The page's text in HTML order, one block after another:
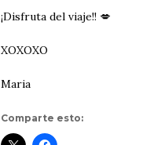
¡Disfruta del viaje!! 💋
XOXOXO
Maria
Comparte esto: